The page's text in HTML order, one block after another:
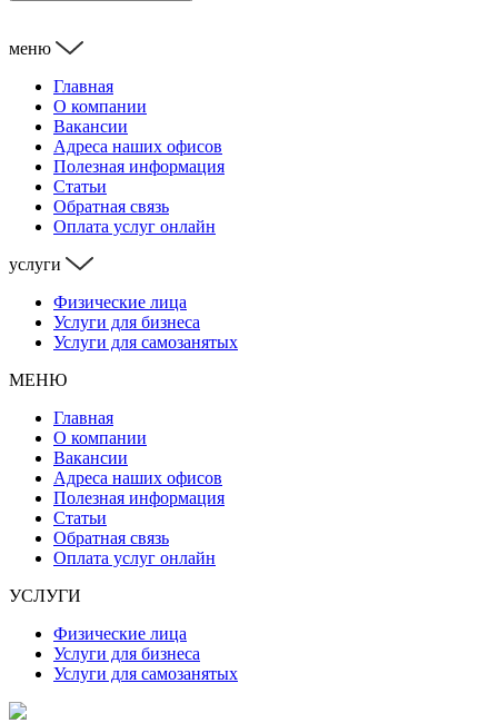
меню
Главная
О компании
Вакансии
Адреса наших офисов
Полезная информация
Статьи
Обратная связь
Оплата услуг онлайн
услуги
Физические лица
Услуги для бизнеса
Услуги для самозанятых
МЕНЮ
Главная
О компании
Вакансии
Адреса наших офисов
Полезная информация
Статьи
Обратная связь
Оплата услуг онлайн
УСЛУГИ
Физические лица
Услуги для бизнеса
Услуги для самозанятых